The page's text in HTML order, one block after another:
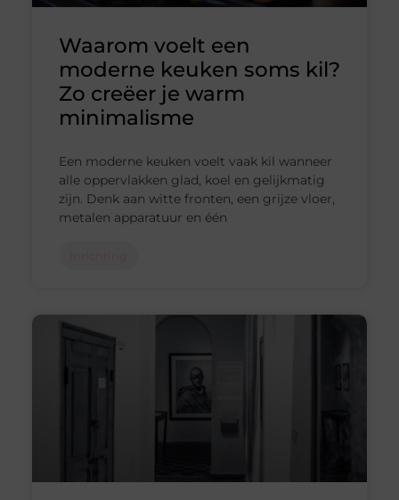
Waarom voelt een
moderne keuken soms kil?
Zo creëer je warm
minimalisme
Een moderne keuken voelt vaak kil wanneer
alle oppervlakken glad, koel en gelijkmatig
zijn. Denk aan witte fronten, een grijze vloer,
metalen apparatuur en één